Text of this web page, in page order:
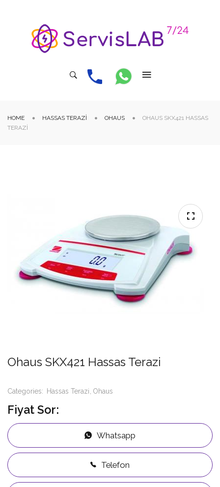
HOME HASSAS TERAZI OHAUS
OHAUS SKX421 HASSAS
TERAZI
Ohaus SKX421 Hassas Terazi
Categories: Hassas Terazi Ohaus
Fiyat Sor:
Whatsapp
Telefon